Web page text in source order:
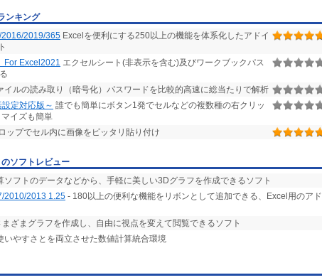
ンキング
2016/2019/365 Excelを便利にする250以上の機能を体系化したアドイ
For Excel2021 エクセルシート(非表示を含む)及びワークブックパス
イルの読み取り（暗号化）パスワードを比較的高速に総当たりで解析
定対応版～ 誰でも簡単にボタン1発でセルなどの複数種の右クリッ
イズも簡単
ップでセル内に画像をピッタリ貼り付け
のソフトレビュー
ソフトのデータなどから、手軽に美しい3Dグラフを作成できるソフト
2010/2013 1.25 - 180以上の便利な機能をリボンとして追加できる、Excel用のアド
ざまグラフを作成し、自由に視点を変えて閲覧できるソフト
いやすさとを両立させた数値計算統合環境